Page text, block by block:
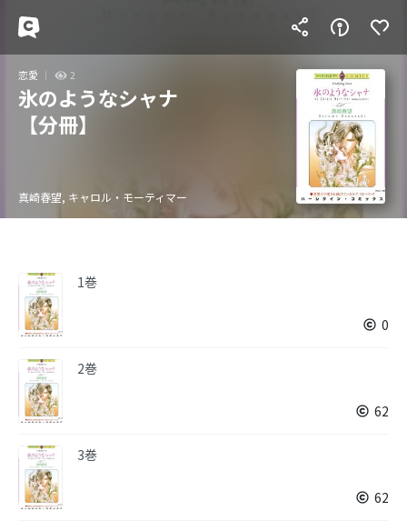
恋愛 2
氷のようなシャナ
【分冊】
真崎春望, キャロル・モーティマー
1巻
0
2巻
62
3巻
62